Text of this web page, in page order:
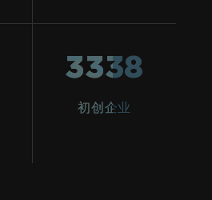
3338
初创企业